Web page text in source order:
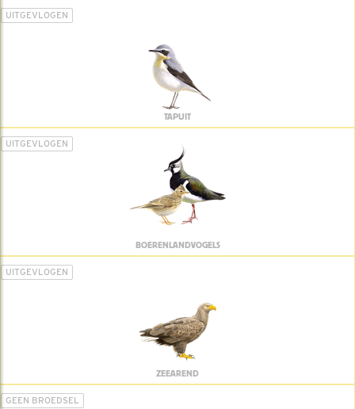
UITGEVLOGEN
TAPUIT
UITGEVLOGEN
BOERENLANDVOGELS
UITGEVLOGEN
ZEEAREND
GEEN BROEDSEL